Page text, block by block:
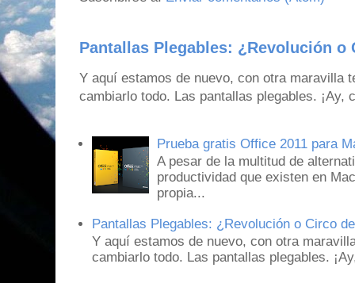
Pantallas Plegables: ¿Revolución o
Y aquí estamos de nuevo, con otra maravilla
cambiarlo todo. Las pantallas plegables. ¡Ay,
Prueba gratis Office 2011 para
A pesar de la multitud de
productividad que existen en
propia...
Pantallas Plegables: ¿Revolución o Circo
Y aquí estamos de nuevo, con otra
cambiarlo todo. Las pantallas plegables.